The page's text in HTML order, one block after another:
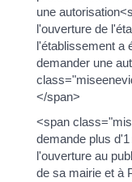
une
l'ouverture de
l'établissement a
demander une
</span>
<span
demande plus
l'ouverture au
de sa mairie et à